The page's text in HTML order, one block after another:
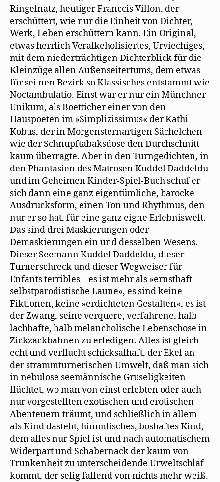
Ringelnatz, heutiger Franccis Villon, der
erschüttert, wie nur die Einheit von Dichter,
Werk, Leben erschüttern kann. Ein Original,
etwas herrlich Veralkeholisiertes, Urviechiges,
mit dem niederträchtigen Dichterblick für die
Kleinzüge allen Außenseitertums, dem etwas
für sei nen Bezirk so Klassisches entstammt wie
Noctambulatio. Einst war er nur ein Münchner
Unikum, als Boetticher einer von den
Hauspoeten im »Simplizissimus« der Kathi
Kobus, der in Morgensternartigen Sächelchen
wie der Schnupftabaksdose den Durchschnitt
kaum überragte. Aber in den Turngedichten, in
den Phantasien des Matrosen Kuddel Daddeldu
und im Geheimen Kinder-Spiel-Buch schuf er
sich dann eine ganz eigentümliche, barocke
Ausdrucksform, einen Ton und Rhythmus, den
nur er so hat, für eine ganz eigne Erlebniswelt.
Das sind drei Maskierungen oder
Demaskierungen ein und desselben Wesens.
Dieser Seemann Kuddel Daddeldu, dieser
Turnerschreck und dieser Wegweiser für
Enfants terribles – es ist mehr als »ernsthaft
selbstparodistische Laune«, es sind keine
Fiktionen, keine »erdichteten Gestalten«, es ist
der Zwang, seine verquere, verfahrene, halb
lachhafte, halb melancholische Lebenschose in
Zickzackbahnen zu erledigen. Alles ist gleich
echt und verflucht schicksalhaft, der Ekel an
der strammturnerischen Umwelt, daß man sich
in nebulose seemännische Gruseligkeiten
flüchtet, wo man von einst erlebten oder auch
nur vorgestellten exotischen und erotischen
Abenteuern träumt, und schließlich in allem
als Kind dasteht, himmlisches, boshaftes Kind,
dem alles nur Spiel ist und nach automatischem
Widerpart und Schabernack der kaum von
Trunkenheit zu unterscheidende Urweltschlaf
kommt, der selig fallend von nichts mehr weiß.